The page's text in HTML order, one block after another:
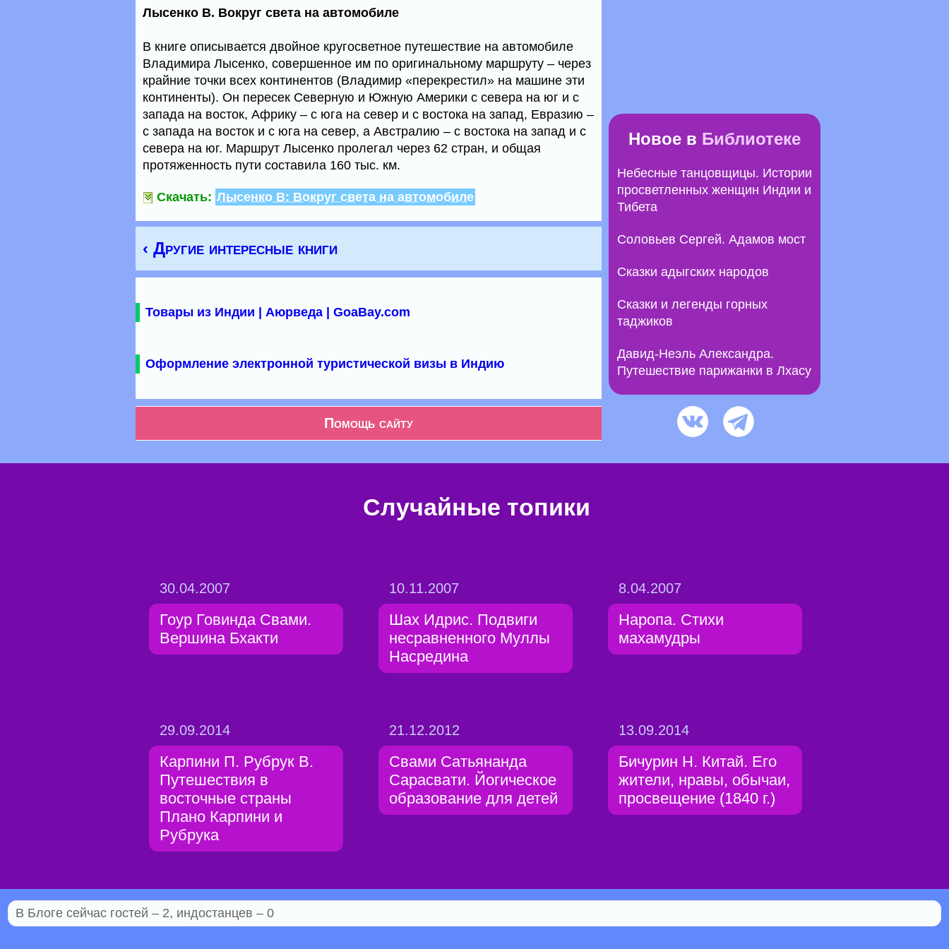
Лысенко В. Вокруг света на автомобиле
В книге описывается двойное кругосветное путешествие на автомобиле
Владимира Лысенко, совершенное им по оригинальному маршруту – через
крайние точки всех континентов (Владимир «перекрестил» на машине эти
континенты). Он пересек Северную и Южную Америки с севера на юг и с
запада на восток, Африку – с юга на север и с востока на запад, Евразию –
с запада на восток и с юга на север, а Австралию – с востока на запад и с
севера на юг. Маршрут Лысенко пролегал через 62 стран, и общая
протяженность пути составила 160 тыс. км.
Скачать: Лысенко В: Вокруг света на автомобиле
‹ Другие интересные книги
Товары из Индии | Аюрведа | GoaBay.com
Оформление электронной туристической визы в Индию
Помощь сайту
Новое в Библиотеке
Небесные танцовщицы. Истории
просветленных женщин Индии и
Тибета
Соловьев Сергей. Адамов мост
Сказки адыгских народов
Сказки и легенды горных
таджиков
Давид-Неэль Александра.
Путешествие парижанки в Лхасу
Случайные топики
30.04.2007
Гоур Говинда Свами.
Вершина Бхакти
10.11.2007
Шах Идрис. Подвиги
несравненного Муллы
Насредина
8.04.2007
Наропа. Стихи
махамудры
29.09.2014
Карпини П. Рубрук В.
Путешествия в
восточные страны
Плано Карпини и
Рубрука
21.12.2012
Свами Сатьянанда
Сарасвати. Йогическое
образование для детей
13.09.2014
Бичурин Н. Китай. Его
жители, нравы, обычаи,
просвещение (1840 г.)
В Блоге сейчас гостей – 2, индостанцев – 0